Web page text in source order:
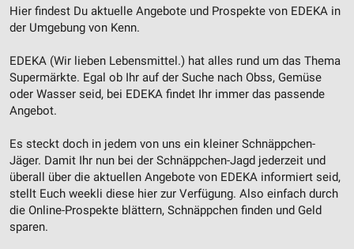
Hier findest Du aktuelle Angebote und Prospekte von EDEKA in
der Umgebung von Kenn.
EDEKA (Wir lieben Lebensmittel.) hat alles rund um das Thema
Supermärkte. Egal ob Ihr auf der Suche nach Obss, Gemüse
oder Wasser seid, bei EDEKA findet Ihr immer das passende
Angebot.
Es steckt doch in jedem von uns ein kleiner Schnäppchen-
Jäger. Damit Ihr nun bei der Schnäppchen-Jagd jederzeit und
überall über die aktuellen Angebote von EDEKA informiert seid,
stellt Euch weekli diese hier zur Verfügung. Also einfach durch
die Online-Prospekte blättern, Schnäppchen finden und Geld
sparen.
Verwendung genauer Standortdaten
Informationen identifizieren
Nicht-IAB-Verarbeitungszwecke:
Notwendig
Performance
Funktional
Werbung